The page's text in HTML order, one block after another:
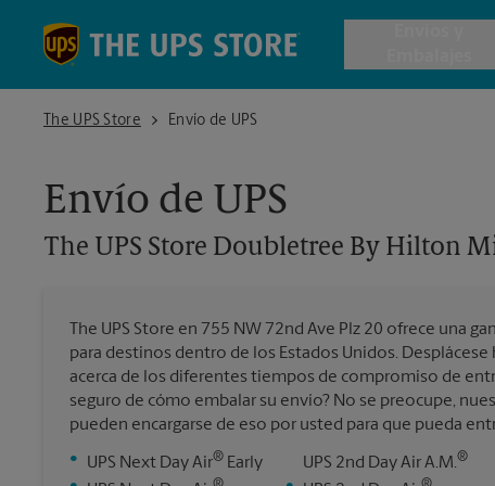
Envío
Todos los
The UPS Store
The UPS Store Doubletree By Hilton Miami Airport
Envío de UPS
Envío de UPS
The UPS Store Doubletree By Hilton
The UPS Store en 755 NW 72nd Ave Plz 20 ofrece una
para destinos dentro de los Estados Unidos.
acerca de los diferentes tiempos de compromiso de
seguro de cómo embalar su envío? No se preocupe,
pueden encargarse de eso por usted para que pueda
•
UPS Next Day Air® Early
UPS 2nd Day Air A.M.®